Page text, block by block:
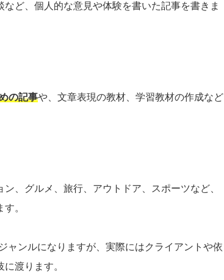
ど、個人的な意見や体験を書いた記事を書きま
の記事や、文章表現の教材、学習教材の作成など
、グルメ、旅行、アウトドア、スポーツなど、
。
ャンルになりますが、実際にはクライアントや依
渡ります。